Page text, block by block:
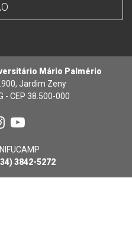
Mário Palmério
Jardim Zeny
- CEP 38.500-000
3842-5272